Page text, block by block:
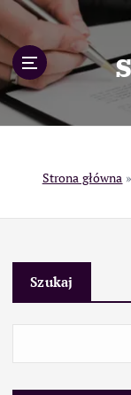
p
o
c
Strona główna »
Szukaj